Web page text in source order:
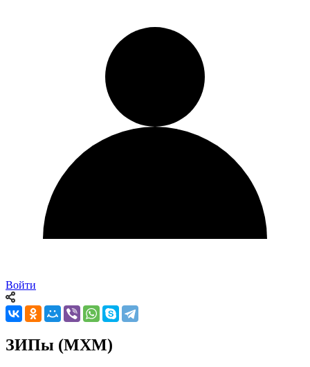
Войти
ЗИПы (МХМ)